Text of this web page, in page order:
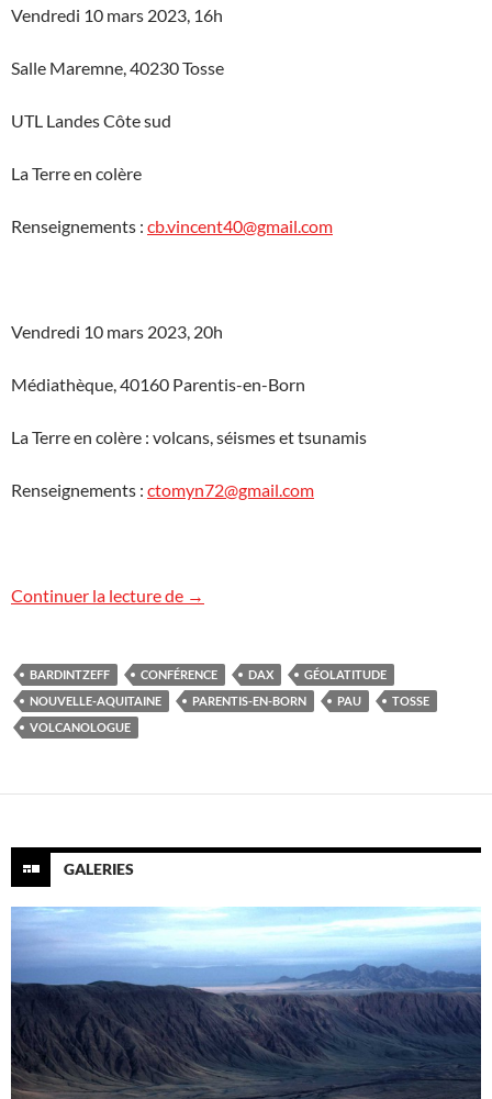
Vendredi 10 mars 2023, 16h
Salle Maremne, 40230 Tosse
UTL Landes Côte sud
La Terre en colère
Renseignements : cb.vincent40@gmail.com
Vendredi 10 mars 2023, 20h
Médiathèque, 40160 Parentis-en-Born
La Terre en colère : volcans, séismes et tsunamis
Renseignements : ctomyn72@gmail.com
Continuer la lecture de Cycle de conférences en Nouvelle-
→
BARDINTZEFF CONFÉRENCE DAX
GÉOLATITUDE
NOUVELLE-AQUITAINE
PARENTIS-EN-BORN PAU
TOSSE
VOLCANOLOGUE
GALERIES